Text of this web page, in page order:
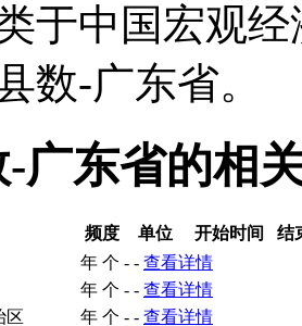
于中国宏观
数-广东省。
-广东省的相
频度 单位 开始时间
结
年 个 - - 查看详情
年 个 - - 查看详情
区
年 个 - - 查看详情